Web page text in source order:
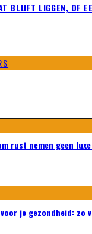
BLIJFT LIGGEN, OF
rust nemen geen
je gezondheid: zo